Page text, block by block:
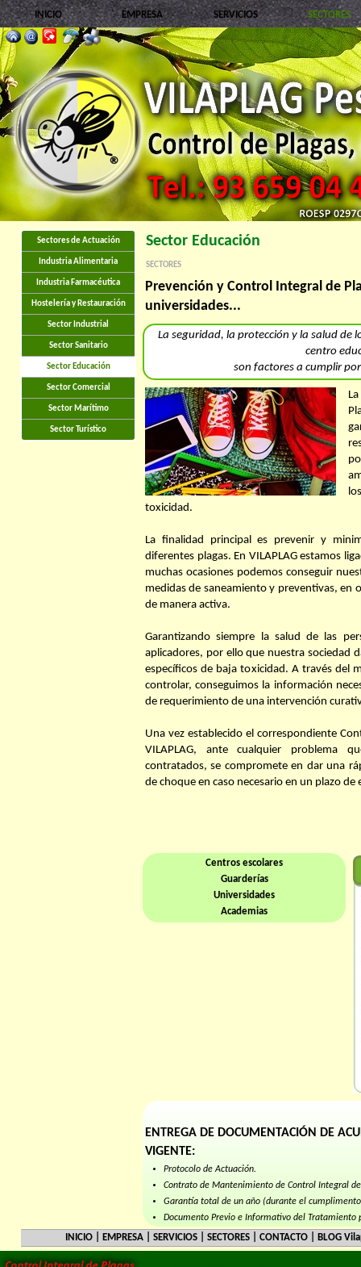
INICIO EMPRESA SERVICIOS SECTORES
Sectores de Actuación
Industria Alimentaria
Industria Farmacéutica
Hostelería y Restauración
Sector Industrial
Sector Sanitario
Sector Educación
Sector Comercial
Sector Marítimo
Sector Turístico
Sector Educación
SECTORES
Prevención y Control Integral de
universidades...
La seguridad, la protección y la salud de
centro
son factores a cumplir
toxicidad.
La finalidad principal es prevenir y
diferentes plagas. En VILAPLAG estamos
muchas ocasiones podemos conseguir
medidas de saneamiento y preventivas, en
de manera activa.
Garantizando siempre la salud de las
aplicadores, por ello que nuestra sociedad
específicos de baja toxicidad. A través del
controlar, conseguimos la información
de requerimiento de una intervención
Una vez establecido el correspondiente
VILAPLAG, ante cualquier problema
contratados, se compromete en dar una
de choque en caso necesario en un plazo
Centros escolares
Guarderías
Universidades
Academias
ENTREGA DE DOCUMENTACIÓN DE
Garantía total de un año (durante el
Documento Previo e Informativo del Tratamiento
Informes técnicos a petición del cliente o la
Relación de situación de portacebos y trampas
INICIO| EMPRESA| SERVICIOS| SECTORES| CONTACTO| BLOG